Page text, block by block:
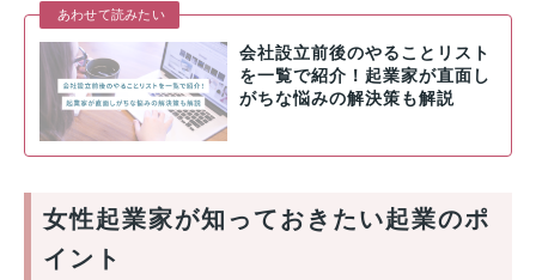
あわせて読みたい
会社設立前後のやることリスト
を一覧で紹介！起業家が直面し
がちな悩みの解決策も解説
女性起業家が知っておきたい起業のポ
イント